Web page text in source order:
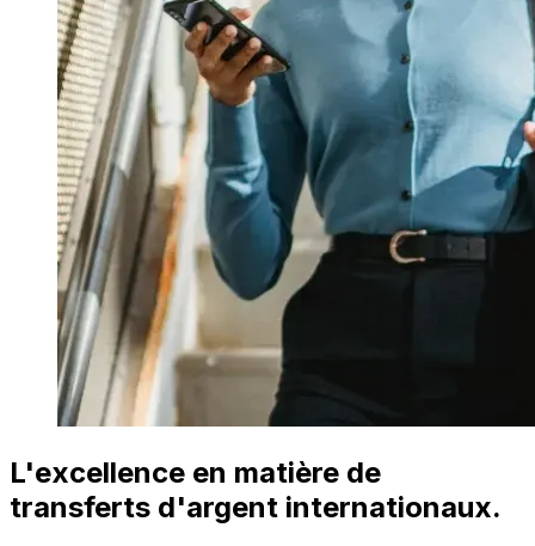
L'excellence en matière de
transferts d'argent internationaux.